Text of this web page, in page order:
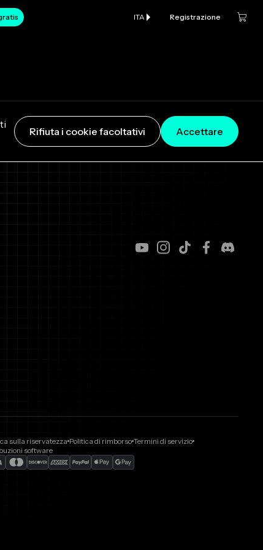
ITA Registrazione
Rifiuta i cookie facoltativi Accettare
sulla riservatezza Politica di rimborso Termini di servizio
software